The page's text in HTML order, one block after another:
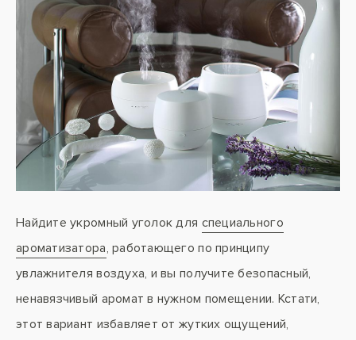
Найдите укромный уголок для специального
ароматизатора, работающего по принципу
увлажнителя воздуха, и вы получите безопасный,
ненавязчивый аромат в нужном помещении. Кстати,
этот вариант избавляет от жутких ощущений,